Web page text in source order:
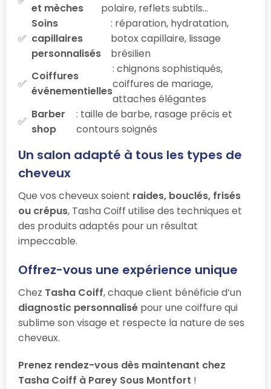
et mèches
polaire, reflets subtils…
Soins
capillaires
personnalisés
: réparation, hydratation,
botox capillaire, lissage
brésilien
Coiffures
événementielles
: chignons sophistiqués,
coiffures de mariage,
attaches élégantes
Barber
shop
: taille de barbe, rasage précis et
contours soignés
Un salon adapté à tous les types de
cheveux
Que vos cheveux soient raides, bouclés, frisés
ou crépus, Tasha Coiff utilise des techniques et
des produits adaptés pour un résultat
impeccable.
Offrez-vous une expérience unique
Chez Tasha Coiff, chaque client bénéficie d’un
diagnostic personnalisé pour une coiffure qui
sublime son visage et respecte la nature de ses
cheveux.
Prenez rendez-vous dès maintenant chez
Tasha Coiff à Parey Sous Montfort !